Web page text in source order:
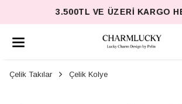
3.500TL VE ÜZERI KARGO
Çelik Takılar Çelik Kolye